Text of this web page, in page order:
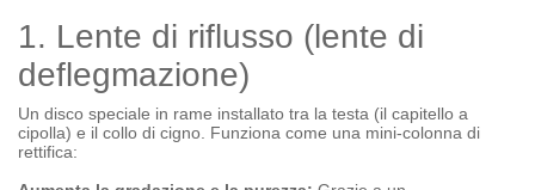
1. Lente di riflusso (lente di
deflegmazione)
Un disco speciale in rame installato tra la testa (il capitello a
cipolla) e il collo di cigno. Funziona come una mini-colonna di
rettifica: